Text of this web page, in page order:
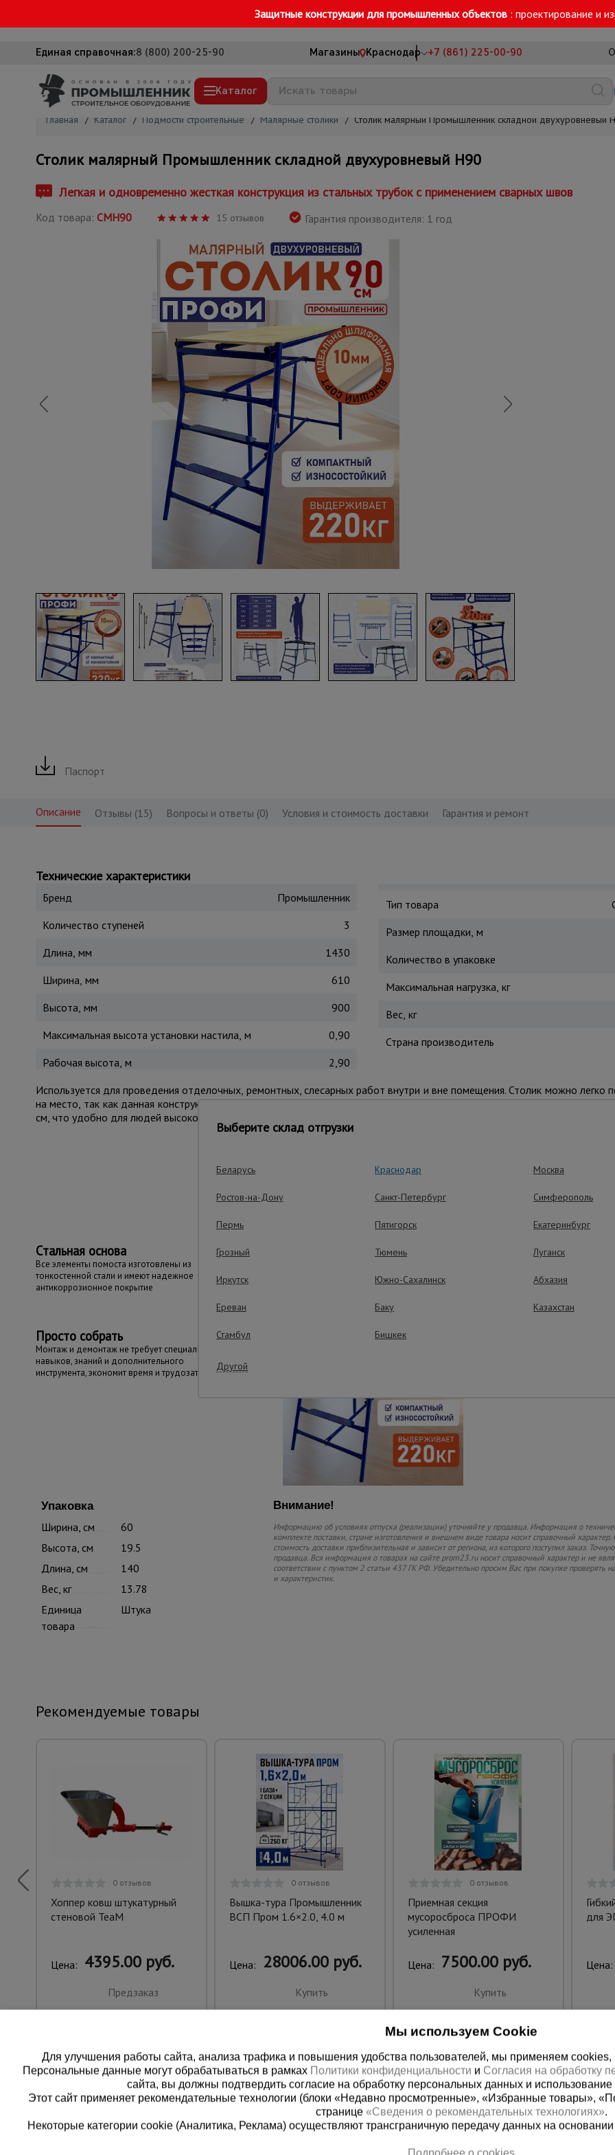
Защитные конструкции для промышленных объектов : проектирование и
Единая справочная:8 (800) 200-25-90 Магазины Краснодар +7 (861) 225-00-90
Каталог
Вышки-туры
Сетка, тенты, брезенты
Грузоподъемное оборудование
Мусоропровод строительный
Фанера ламинированная
Опалубка
Вибротехника для строительства
Оборудование для работы с арматурой
Оборудование для бетонных работ
Техника для склада
Тачки строительные и садовые
Лестницы и стремянки
Штукатурные комплекты
Сварочные аппараты
Металл и металлообработка
Главная / Каталог / Подмости строительные / Малярные столики / Столик малярный Промышленник складной двухуровневый
Столик малярный Промышленник складной двухуровневый H90
Легкая и одновременно жесткая конструкция из стальных трубок с применением сварных швов
Код товара: СМН90 15 отзывов Гарантия производителя: 1 год
Паспорт
Описание Отзывы (15) Вопросы и ответы (0) Условия и стоимость доставки Гарантия и ремонт
Технические характеристики
Бренд
Промышленник
Количество ступеней
3
Длина, мм
1430
Ширина, мм
610
Высота, мм
900
Максимальная высота установки настила, м
0,90
Рабочая высота, м
2,90
Тип товара
Размер площадки, м
Количество в упаковке
Максимальная нагрузка, кг
Вес, кг
Страна производитель
Используется для проведения отделочных, ремонтных, слесарных работ внутри и вне помещения. Столик можно легко
на место, так как данная конструкция имеет небольшой вес. Прост в сборке и занимает мало места при хранении.
см, что удобно для людей высокого роста, если работы ведутся на станине.
Важные преимущества – эффективная работа
Стальная основа
Все элементы помоста изготовлены из
тонкостенной стали и имеют надежное
антикоррозионное покрытие
Просто собрать
Монтаж и демонтаж не требует специальных
навыков, знаний и дополнительного
инструмента, экономит время и трудозатраты
Прочный настил
защитной
выдерживать
Упаковка
Ширина, см
60
Высота, см
19.5
Длина, см
140
Вес, кг
13.78
Единица
товара
Штука
Внимание!
Информацию об условиях отпуска (реализации) уточняйте у продавца. Информация о
комплекте поставки, стране изготовления и внешнем виде товара носит справочный характер.
стоимость доставки приблизительная и зависит от региона, из которого поступил заказ.
продавца. Вся информация о товарах на сайте prom23.ru носит справочный характер и не
соответствии с пунктом 2 статьи 437 ГК РФ. Убедительно просим Вас при покупке
и характеристик.
Рекомендуемые товары
0 отзывов
Хоппер ковш штукатурный
стеновой TeaM
Цена: 4395.00 руб.
Предзаказ
0 отзывов
Вышка-тура Промышленник
ВСП Пром 1.6×2.0, 4.0 м
Цена: 28006.00 руб.
Купить
0 отзывов
Приемная секция
мусоросброса ПРОФИ
усиленная
Цена: 7500.00 руб.
Купить
для
Цена:
Выберите склад отгрузки
Беларусь Краснодар Москва
Ростов-на-Дону Санкт-Петербург Симферополь
Пермь Пятигорск Екатеринбург
Грозный Тюмень Луганск
Иркутск Южно-Сахалинск Абхазия
Ереван Баку Казахстан
Стамбул Бишкек
Другой
Мы используем Cookie
Для улучшения работы сайта, анализа трафика и повышения удобства пользователей, мы применяем cookies,
Персональные данные могут обрабатываться в рамках Политики конфиденциальности и Согласия на обработку
сайта, вы должны подтвердить согласие на обработку персональных данных и
Этот сайт применяет рекомендательные технологии (блоки «Недавно просмотренные», «Избранные товары»,
странице «Сведения о рекомендательных технологиях».
Некоторые категории cookie (Аналитика, Реклама) осуществляют трансграничную передачу данных на